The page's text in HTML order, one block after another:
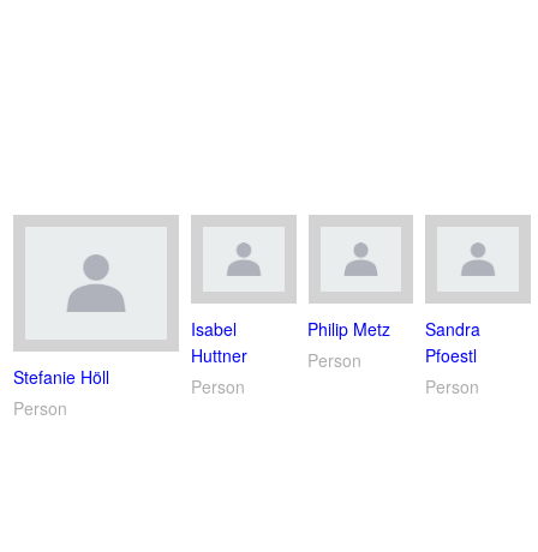
Stefanie Höll
Person
Isabel
Huttner
Person
Philip Metz
Person
Sandra
Pfoestl
Person